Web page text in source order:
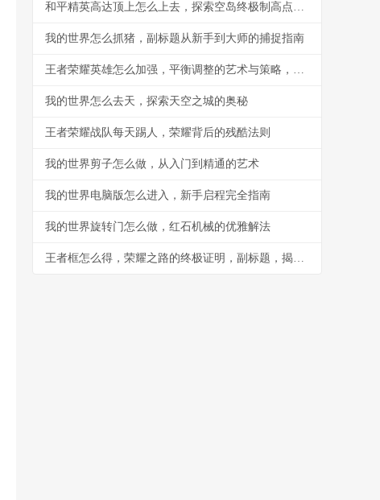
和平精英高达顶上怎么上去，探索空岛终极制高点副标题
我的世界怎么抓猪，副标题从新手到大师的捕捉指南
王者荣耀英雄怎么加强，平衡调整的艺术与策略，副标题，资深玩家视角下的英雄优化思考
我的世界怎么去天，探索天空之城的奥秘
王者荣耀战队每天踢人，荣耀背后的残酷法则
我的世界剪子怎么做，从入门到精通的艺术
我的世界电脑版怎么进入，新手启程完全指南
我的世界旋转门怎么做，红石机械的优雅解法
王者框怎么得，荣耀之路的终极证明，副标题，揭秘段位边框获取之道